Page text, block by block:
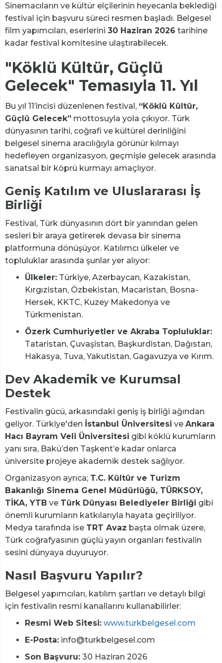
Sinemacıların ve kültür elçilerinin heyecanla beklediği
festival için başvuru süreci resmen başladı. Belgesel
film yapımcıları, eserlerini 30 Haziran 2026 tarihine
kadar festival komitesine ulaştırabilecek.
"Köklü Kültür, Güçlü
Gelecek" Temasıyla 11. Yıl
Bu yıl 11’incisi düzenlenen festival, “Köklü Kültür,
Güçlü Gelecek” mottosuyla yola çıkıyor. Türk
dünyasının tarihi, coğrafi ve kültürel derinliğini
belgesel sinema aracılığıyla görünür kılmayı
hedefleyen organizasyon, geçmişle gelecek arasında
sanatsal bir köprü kurmayı amaçlıyor.
Geniş Katılım ve Uluslararası İş
Birliği
Festival, Türk dünyasının dört bir yanından gelen
sesleri bir araya getirerek devasa bir sinema
platformuna dönüşüyor. Katılımcı ülkeler ve
topluluklar arasında şunlar yer alıyor:
Ülkeler: Türkiye, Azerbaycan, Kazakistan,
Kırgızistan, Özbekistan, Macaristan, Bosna-
Hersek, KKTC, Kuzey Makedonya ve
Türkmenistan.
Özerk Cumhuriyetler ve Akraba Topluluklar:
Tataristan, Çuvaşistan, Başkurdistan, Dağıstan,
Hakasya, Tuva, Yakutistan, Gagavuzya ve Kırım.
Dev Akademik ve Kurumsal
Destek
Festivalin gücü, arkasındaki geniş iş birliği ağından
geliyor. Türkiye'den İstanbul Üniversitesi ve Ankara
Hacı Bayram Veli Üniversitesi gibi köklü kurumların
yanı sıra, Bakü’den Taşkent’e kadar onlarca
üniversite projeye akademik destek sağlıyor.
Organizasyon ayrıca; T.C. Kültür ve Turizm
Bakanlığı Sinema Genel Müdürlüğü, TÜRKSOY,
TİKA, YTB ve Türk Dünyası Belediyeler Birliği gibi
önemli kurumların katkılarıyla hayata geçiriliyor.
Medya tarafında ise TRT Avaz başta olmak üzere,
Türk coğrafyasının güçlü yayın organları festivalin
sesini dünyaya duyuruyor.
Nasıl Başvuru Yapılır?
Belgesel yapımcıları, katılım şartları ve detaylı bilgi
için festivalin resmi kanallarını kullanabilirler:
Resmi Web Sitesi: www.turkbelgesel.com
E-Posta: info@turkbelgesel.com
Son Başvuru: 30 Haziran 2026